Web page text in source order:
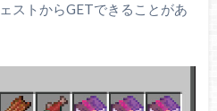
ストからGETできることがあ